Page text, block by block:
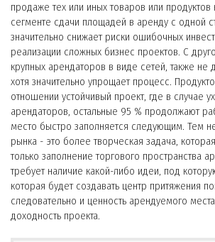
продаже тех или иных товаров или продуктов
сегменте сдачи площадей в аренду с одной
значительно снижает риски ошибочных
реализации сложных бизнес проектов. С
крупных арендаторов в виде сетей, также не
хотя значительно упрощает процесс.
отношении устойчивый проект, где в случае
арендаторов, остальные 95 % продолжают
место быстро заполняется следующим. Тем
рынка - это более творческая задача,
только заполнение торгового пространства
требует наличие какой-либо идеи, под
которая будет создавать центр притяжения
следовательно и ценность арендуемого
доходность проекта.